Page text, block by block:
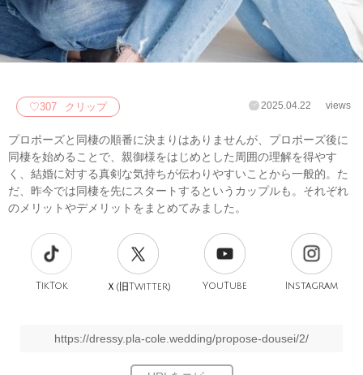
♡307 クリップ 2025.04.22 views
プロポーズと同棲の順番に決まりはありませんが、プロポーズ後に
同棲を始めることで、親御様をはじめとした周囲の理解を得やす
く、結婚に対する真剣な気持ちが伝わりやすいことから一般的。た
だ、昨今では同棲を先にスタートするというカップルも。それぞれ
のメリットやデメリットをまとめてみました。
TikTok Ｘ(旧Twitter) YouTube Instagram
https://dressy.pla-cole.wedding/propose-dousei/2/